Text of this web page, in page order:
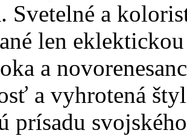
Svetelné a
len
a
a vyhrotená
prísadu